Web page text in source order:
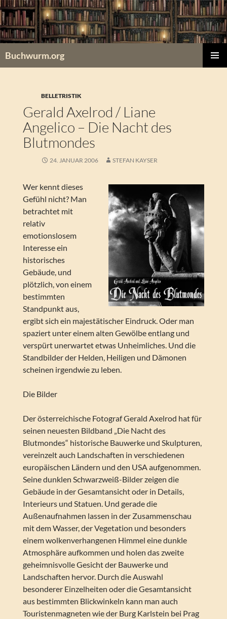
Zum
Inhalt
springen
Buchwurm.org
BELLETRISTIK
Gerald Axelrod / Liane
Angelico – Die Nacht des
Blutmondes
24. JANUAR 2006 STEFAN KAYSER
Wer kennt dieses
Gefühl nicht? Man
betrachtet mit
relativ
emotionslosem
Interesse ein
historisches
Gebäude, und
plötzlich, von einem
bestimmten
Standpunkt aus,
ergibt sich ein majestätischer Eindruck. Oder man
spaziert unter einem alten Gewölbe entlang und
verspürt unerwartet etwas Unheimliches. Und die
Standbilder der Helden, Heiligen und Dämonen
scheinen irgendwie zu leben.
Die Bilder
Der österreichische Fotograf Gerald Axelrod hat für
seinen neuesten Bildband „Die Nacht des
Blutmondes“ historische Bauwerke und Skulpturen,
vereinzelt auch Landschaften in verschiedenen
europäischen Ländern und den USA aufgenommen.
Seine dunklen Schwarzweiß-Bilder zeigen die
Gebäude in der Gesamtansicht oder in Details,
Interieurs und Statuen. Und gerade die
Außenaufnahmen lassen in der Zusammenschau
mit dem Wasser, der Vegetation und besonders
einem wolkenverhangenen Himmel eine dunkle
Atmosphäre aufkommen und holen das zweite
geheimnisvolle Gesicht der Bauwerke und
Landschaften hervor. Durch die Auswahl
besonderer Einzelheiten oder die Gesamtansicht
aus bestimmten Blickwinkeln kann man auch
Touristenmagneten wie der Burg Karlstein bei Prag